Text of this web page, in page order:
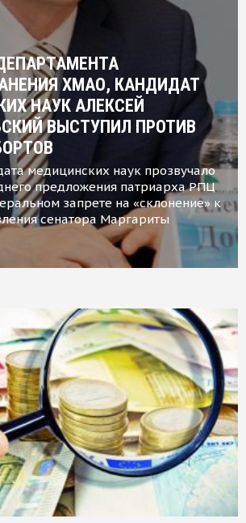
ХМАО, КАНДИДАТ
НАУК АЛЕКСЕЙ
ВЫСТУПИЛ ПРОТИВ
медицинских наук прозвучало
предложения патриарха РПЦ
запрете на «склонение» к
сенатора Маргариты